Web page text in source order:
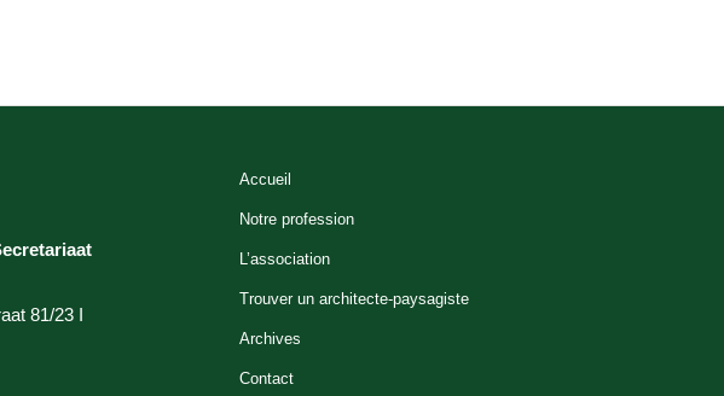
81/23 I
Accueil
Notre profession
L’association
Trouver un architecte-paysagiste
Archives
Contact